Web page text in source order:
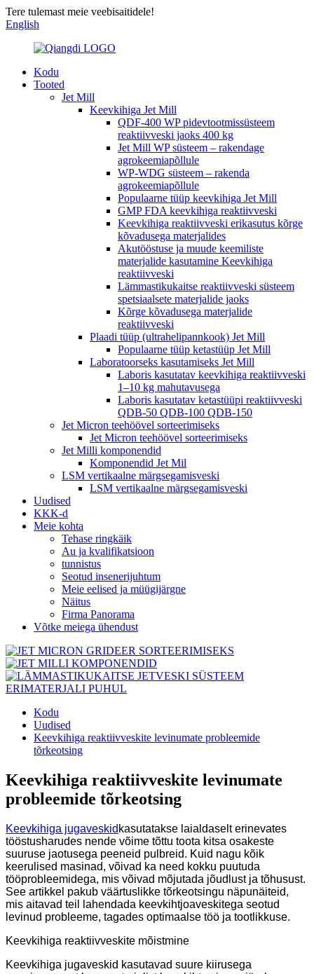
Tere tulemast meie veebisaitidele!
English
Kodu
Tooted
Jet Mill
Keevkihiga Jet Mill
QDF-400 WP pidevtootmissüsteem
reaktiivveski jaoks 400 kg
Jet Mill WP süsteem – rakendage
agrokeemiapõllule
WP-WDG süsteem – rakenda
agrokeemiapõllule
Populaarne tüüp keevkihiga Jet Mill
GMP FDA keevkihiga reaktiivveski
Keevkihiga reaktiivveski erikasutus kõrge
kõvadusega materjalides
Akutööstuse ja muude keemiliste
materjalide kasutamine Keevkihiga
reaktiivveski
Lämmastikukaitse reaktiivveski süsteem
spetsiaalsete materjalide jaoks
Kõrge kõvadusega materjalide
reaktiivveski
Plaadi tüüp (ultrahelipannkook) Jet Mill
Populaarne tüüp ketastüüp Jet Mill
Laboratoorseks kasutamiseks Jet Mill
Laboris kasutatav keevkihiga reaktiivveski
1–10 kg mahutavusega
Laboris kasutatav ketastüüpi reaktiivveski
QDB-50 QDB-100 QDB-150
Jet Micron teehöövel sorteerimiseks
Jet Micron teehöövel sorteerimiseks
Jet Milli komponendid
Komponendid Jet Mil
LSM vertikaalne märgsegamisveski
LSM vertikaalne märgsegamisveski
Uudised
KKK-d
Meie kohta
Tehase ringkäik
Au ja kvalifikatsioon
tunnistus
Seotud insenerijuhtum
Meie eelised ja müügijärgne
Näitus
Firma Panorama
Võtke meiega ühendust
Kodu
Uudised
Keevkihiga reaktiivveskite levinumate probleemide
tõrkeotsing
Keevkihiga reaktiivveskite levinumate
probleemide tõrkeotsing
Keevkihiga jugaveskid kasutatakse laialdaselt erinevates
tööstusharudes nende võime tõttu toota kitsa osakeste
suuruse jaotusega peeneid pulbreid. Kuid nagu kõik
keerulised masinad, võivad ka need kokku puutuda
tööprobleemidega, mis võivad mõjutada jõudlust ja tõhusust.
See artikkel pakub väärtuslikke tõrkeotsingu näpunäiteid,
mis aitavad teil lahendada keevkihtjoaveskitega seotud
levinud probleeme, tagades optimaalse töö ja tootlikkuse.
Keevkihiga reaktiivveskite mõistmine
Keevkihiga jugaveskid kasutavad suure kiirusega